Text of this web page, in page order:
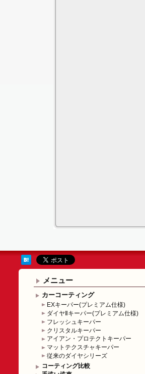
メニュー
カーコーティング
EXキーパー(プレミアム仕様)
ダイヤⅡキーパー(プレミアム仕様)
フレッシュキーパー
クリスタルキーパー
アイアン・プロテクトキーパー
マットテクスチャキーパー
従来のダイヤシリーズ
コーティング比較